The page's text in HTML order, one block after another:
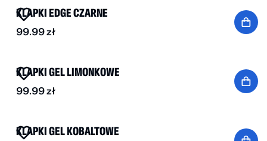
KLAPKI EDGE CZARNE
99.99zł
KLAPKI GEL LIMONKOWE
99.99zł
KLAPKI GEL KOBALTOWE